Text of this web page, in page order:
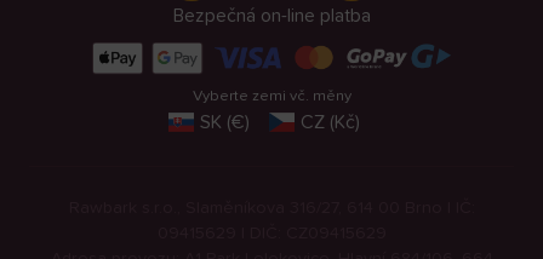
Bezpečná on-line platba
Vyberte zemi vč. měny
SK (€) CZ (Kč)